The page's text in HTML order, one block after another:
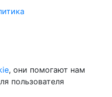
, они помогают нам
пользователя